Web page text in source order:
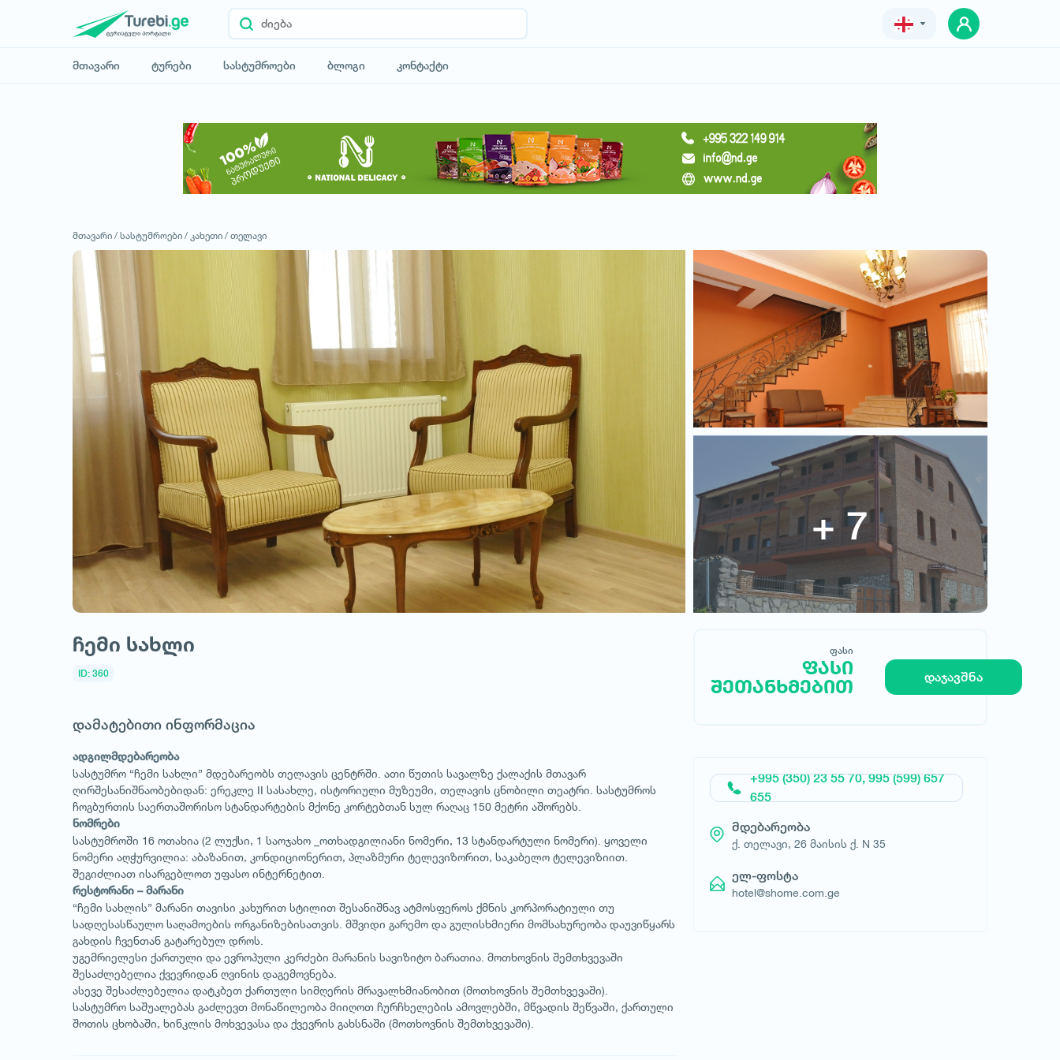
მთავარი ტურები სასტუმროები ბლოგი კონტაქტი
მოითხოვე სასტუმრო
ჩემი სახლი
ფასი
ფასი შეთანხმებით
მთავარი / სასტუმროები / კახეთი / თელავი
ჩემი სახლი
ID: 360
დამატებითი ინფორმაცია
ადგილმდებარეობა
სასტუმრო “ჩემი სახლი” მდებარეობს თელავის ცენტრში. ათი წუთის სავალზე ქალაქის მთავარ
ღირშესანიშნაობებიდან: ერეკლე II სასახლე, ისტორიული მუზეუმი, თელავის ცნობილი თეატრი. სასტუმროს
ჩოგბურთის საერთაშორისო სტანდარტების მქონე კორტებთან სულ რაღაც 150 მეტრი აშორებს.
ნომრები
სასტუმროში 16 ოთახია (2 ლუქსი, 1 საოჯახო _ოთხადგილიანი ნომერი, 13 სტანდარტული ნომერი). ყოველი
ნომერი აღჭურვილია: აბაზანით, კონდიციონერით, პლაზმური ტელევიზორით, საკაბელო ტელევიზიით.
შეგიძლიათ ისარგებლოთ უფასო ინტერნეტით.
რესტორანი – მარანი
“ჩემი სახლის” მარანი თავისი კახურით სტილით შესანიშნავ ატმოსფეროს ქმნის კორპორატიული თუ
სადღესასწაულო საღამოების ორგანიზებისათვის. მშვიდი გარემო და გულისხმიერი მომსახურეობა დაუვიწყარს
გახდის ჩვენთან გატარებულ დროს.
უგემრიელესი ქართული და ევროპული კერძები მარანის სავიზიტო ბარათია. მოთხოვნის შემთხვევაში
შესაძლებელია ქვევრიდან ღვინის დაგემოვნება.
ასევე შესაძლებელია დატკბეთ ქართული სიმღერის მრავალხმიანობით (მოთხოვნის შემთხვევაში).
სასტუმრო საშუალებას გაძლევთ მონაწილეობა მიიღოთ ჩურჩხელების ამოვლებში, მწვადის შეწვაში, ქართული
შოთის ცხობაში, ხინკლის მოხვევასა და ქვევრის გახსნაში (მოთხოვნის შემთხვევაში).
ფასი
ფასი
შეთანხმებით
დაჯავშნა
+995 (350) 23 55 70, 995 (599) 657
655
მდებარეობა
ქ. თელავი, 26 მაისის ქ. N 35
ელ-ფოსტა
hotel@shome.com.ge